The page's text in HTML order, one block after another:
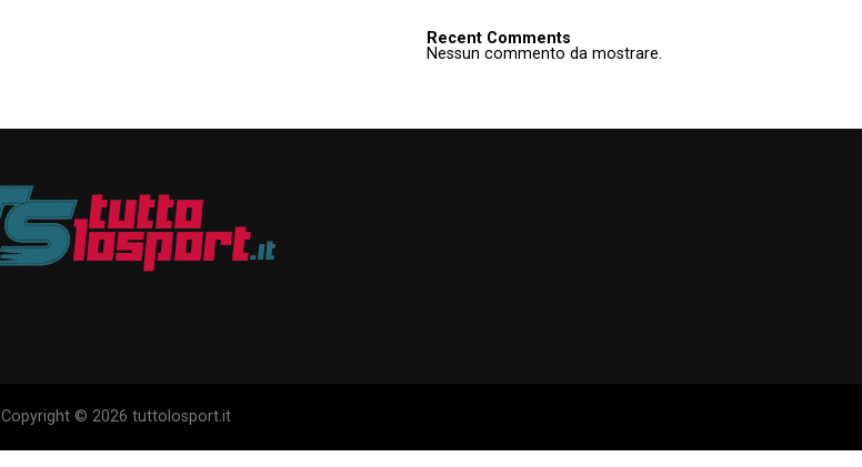
Recent Comments
Nessun commento da mostrare.
Copyright © 2026 tuttolosport.it